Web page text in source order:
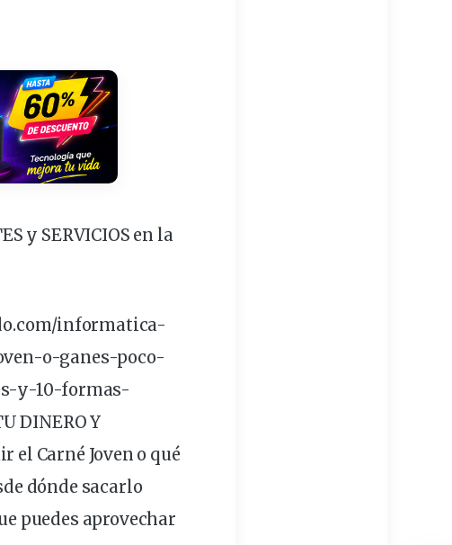
y SERVICIOS en la
informatica-
-o-ganes-poco-
y-10-formas-
DINERO Y
el Carné Joven o qué
dónde sacarlo
puedes aprovechar